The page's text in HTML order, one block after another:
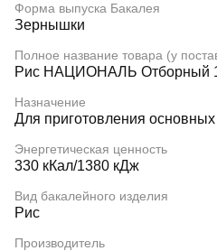
Форма выпуска Бакалея
Зернышки
Полное название товара (у
Рис НАЦИОНАЛЬ Отборный 1-
Назначение
Для приготовления
Энергетическая ценность
330 кКал/1380 кДж
Вид бакалейного изделия
Рис
Производитель